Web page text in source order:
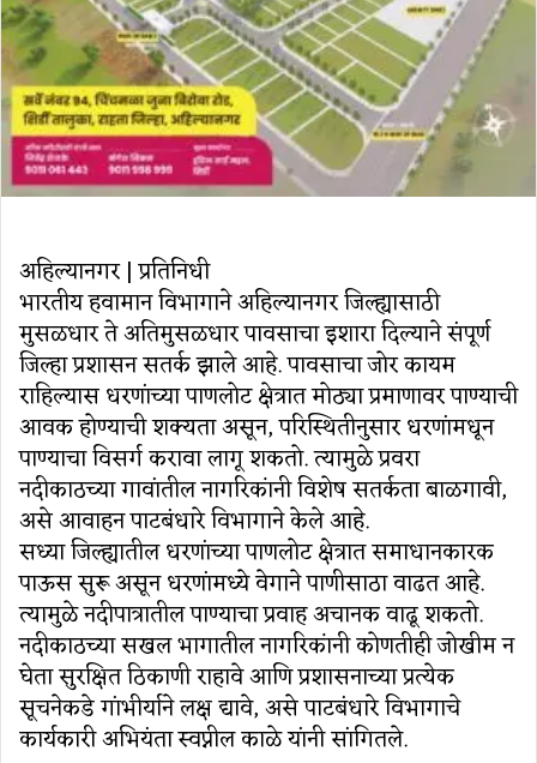
अहिल्यानगर | प्रतिनिधी
भारतीय हवामान विभागाने अहिल्यानगर जिल्ह्यासाठी
मुसळधार ते अतिमुसळधार पावसाचा इशारा दिल्याने संपूर्ण
जिल्हा प्रशासन सतर्क झाले आहे. पावसाचा जोर कायम
राहिल्यास धरणांच्या पाणलोट क्षेत्रात मोठ्या प्रमाणावर पाण्याची
आवक होण्याची शक्यता असून, परिस्थितीनुसार धरणांमधून
पाण्याचा विसर्ग करावा लागू शकतो. त्यामुळे प्रवरा
नदीकाठच्या गावांतील नागरिकांनी विशेष सतर्कता बाळगावी,
असे आवाहन पाटबंधारे विभागाने केले आहे.
सध्या जिल्ह्यातील धरणांच्या पाणलोट क्षेत्रात समाधानकारक
पाऊस सुरू असून धरणांमध्ये वेगाने पाणीसाठा वाढत आहे.
त्यामुळे नदीपात्रातील पाण्याचा प्रवाह अचानक वाढू शकतो.
नदीकाठच्या सखल भागातील नागरिकांनी कोणतीही जोखीम न
घेता सुरक्षित ठिकाणी राहावे आणि प्रशासनाच्या प्रत्येक
सूचनेकडे गांभीर्याने लक्ष द्यावे, असे पाटबंधारे विभागाचे
कार्यकारी अभियंता स्वप्नील काळे यांनी सांगितले.